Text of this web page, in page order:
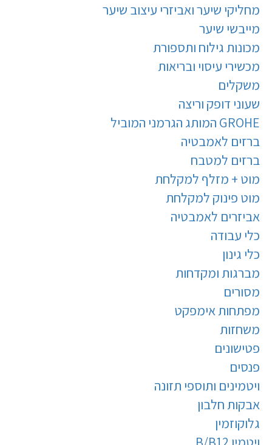
מחליקי שיער ואביזרי עיצוב שיער
מייבשי שיער
מכונות גילוח ותספורת
מכשירי עיסוי ובריאות
משקלים
שעוני דופק וריצה
GROHE המותג הגרמני המוביל
ברזים לאמבטיה
ברזים למטבח
מוט + מזלף למקלחת
מוט פינוק למקלחת
אביזרים לאמבטיה
כלי עבודה
כלי גינון
מברגות ומקדחות
מסורים
מפתחות אימפקט
משחזות
פטישונים
פנסים
ויטמינים ותוספי תזונה
אבקות חלבון
גלוקוזמין